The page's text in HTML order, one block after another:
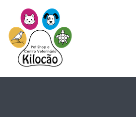
conteúdo
Home